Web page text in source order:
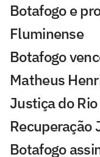
Botafogo e
Fluminense
Botafogo
Matheus
Justiça do
Recuperação
Botafogo